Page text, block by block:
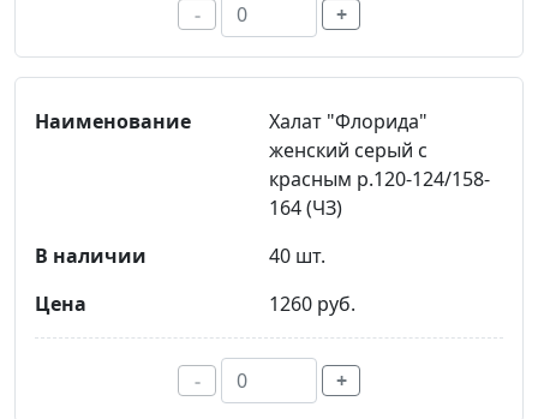
- +
Халат "Флорида"
женский серый с
красным р.120-124/158-
164 (ЧЗ)
40 шт.
1260 руб.
- +